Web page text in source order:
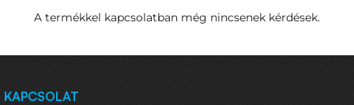
A termékkel kapcsolatban még nincsenek kérdések.
KAPCSOLAT